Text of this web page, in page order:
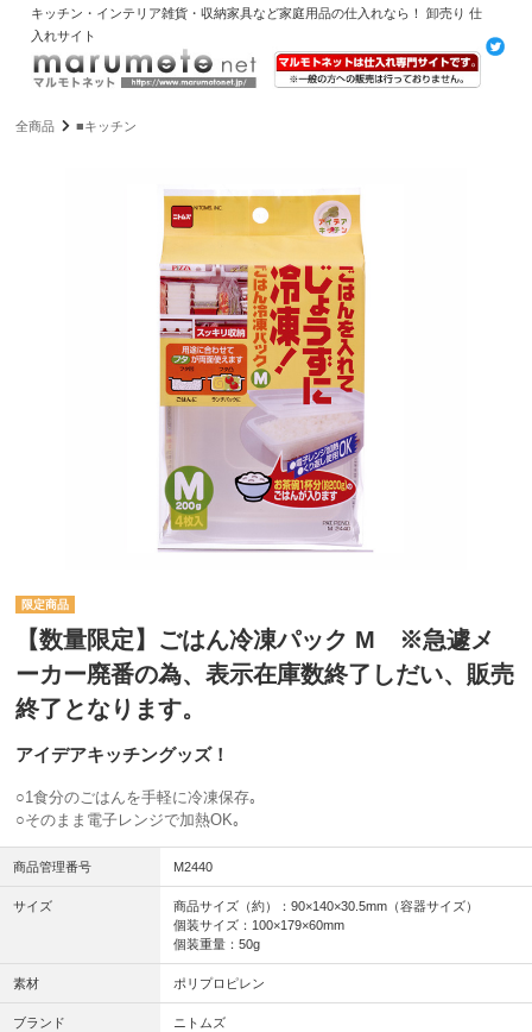
キッチン・インテリア雑貨・収納家具など家庭用品の仕入れなら！ 卸売り 仕
入れサイト
全商品 ■キッチン
【数量限定】ごはん冷凍パック M ※急遽メ
ーカー廃番の為、表示在庫数終了しだい、販売
終了となります。
アイデアキッチングッズ！
○1食分のごはんを手軽に冷凍保存｡
○そのまま電子レンジで加熱OK｡
商品管理番号 M2440
サイズ
商品サイズ（約）：90×140×30.5mm（容器サイズ）
個装サイズ：100×179×60mm
個装重量：50g
素材 ポリプロピレン
ブランド ニトムズ